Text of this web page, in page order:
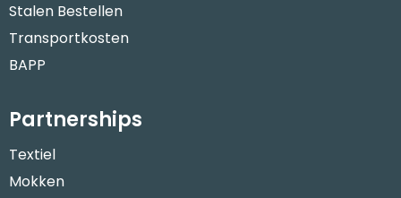
Stalen Bestellen
Transportkosten
BAPP
Partnerships
Textiel
Mokken